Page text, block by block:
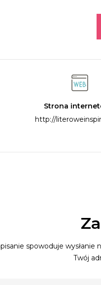
Strona
http://
spowoduje wysłanie
Twój